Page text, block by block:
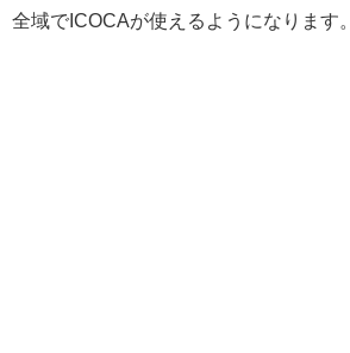
全域でICOCAが使えるようになります。